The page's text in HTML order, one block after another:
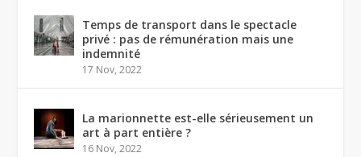
Temps de transport dans le spectacle
privé : pas de rémunération mais une
indemnité
17 Nov, 2022
La marionnette est-elle sérieusement un
art à part entière ?
16 Nov, 2022